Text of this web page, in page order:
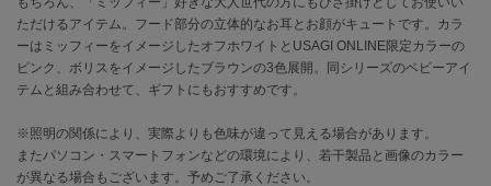
EIMY ISTOIRE
エイミー イストワール
emmi
emmi atelier
エミ アトリエ
ただけるアイテム。フード部分の立体的なお耳とお顔がキュートです。カラ
ーはミッフィーをイメージしたオフホワイトとUSAGI ONLINE限定カラーの
ピンク、ボリスをイメージしたブラウンの3色展開。同シリーズのベビーアイ
テムと組み合わせて、ギフトにもおすすめです。
※照明の関係により、実際よりも色味が違って見える場合があります。
またパソコン・スマートフォンなどの環境により、若干製品と画像のカラー
が異なる場合もございます。予めご了承ください。